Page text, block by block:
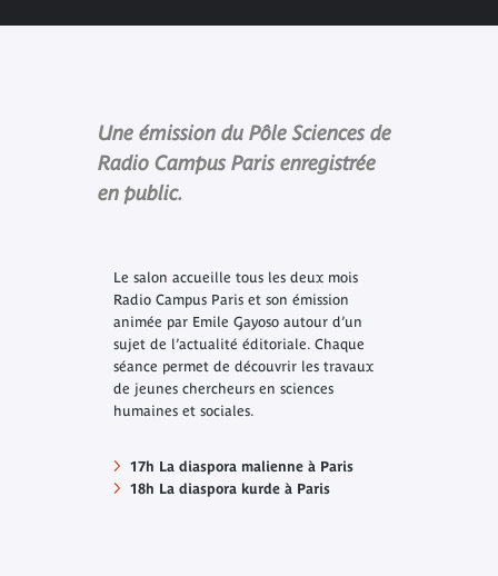
Une émission du Pôle Sciences de
Radio Campus Paris enregistrée
en public.
Le salon accueille tous les deux mois
Radio Campus Paris et son émission
animée par Emile Gayoso autour d’un
sujet de l’actualité éditoriale. Chaque
séance permet de découvrir les travaux
de jeunes chercheurs en sciences
humaines et sociales.
17h La diaspora malienne à Paris
18h La diaspora kurde à Paris